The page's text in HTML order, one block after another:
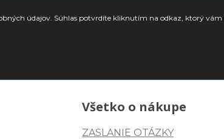
údajov. Súhlas potvrdíte kliknutím na odkaz, ktorý vám
Všetko o nákupe
ZASLANIE OTÁZKY